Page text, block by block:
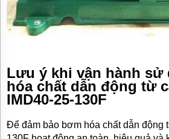
Lưu ý khi vận hành sử
hóa chất dẫn động từ
IMD40-25-130F
Để đảm bảo bơm hóa chất dẫn động